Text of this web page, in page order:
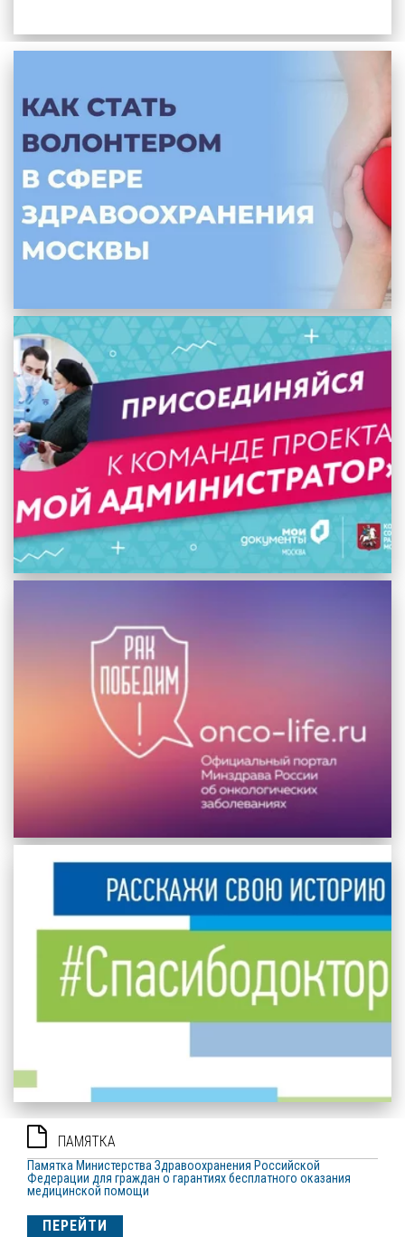
ПАМЯТКА
Памятка Министерства Здравоохранения Российской
Федерации для граждан о гарантиях бесплатного оказания
медицинской помощи
ПЕРЕЙТИ